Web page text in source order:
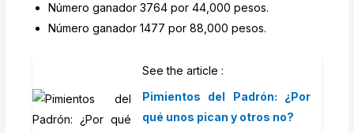
Número ganador 3764 por 44,000 pesos.
Número ganador 1477 por 88,000 pesos.
See the article :
Pimientos del Padrón: ¿Por
qué unos pican y otros no?